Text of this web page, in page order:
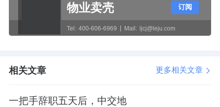
物业卖壳
Tel: 400-606-6969 Mail: ljcj@leju.com
订阅
相关文章 更多相关文章
一把手辞职五天后，中交地